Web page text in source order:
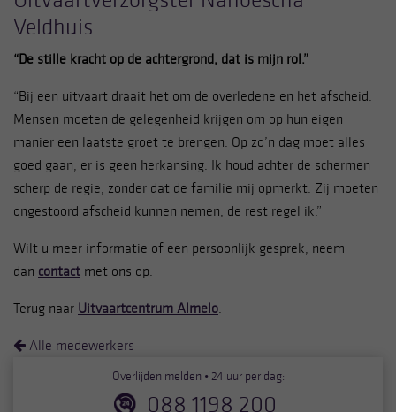
Veldhuis
“De stille kracht op de achtergrond, dat is mijn rol.”
“Bij een uitvaart draait het om de overledene en het afscheid.
Mensen moeten de gelegenheid krijgen om op hun eigen
manier een laatste groet te brengen. Op zo’n dag moet alles
goed gaan, er is geen herkansing. Ik houd achter de schermen
scherp de regie, zonder dat de familie mij opmerkt. Zij moeten
ongestoord afscheid kunnen nemen, de rest regel ik.”
Wilt u meer informatie of een persoonlijk gesprek, neem
dan contact met ons op.
Terug naar Uitvaartcentrum Almelo.
Alle medewerkers
Overlijden melden • 24 uur per dag:
088 1198 200